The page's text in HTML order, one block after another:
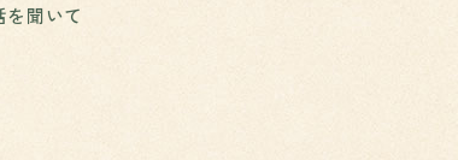
聞いて